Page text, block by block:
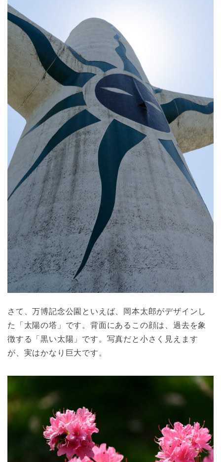
さて、万博記念公園といえば、岡本太郎がデザインし
た「太陽の塔」です。背面にあるこの顔は、過去を象
徴する「黒い太陽」です。写真だと小さく見えます
が、実はかなり巨大です。